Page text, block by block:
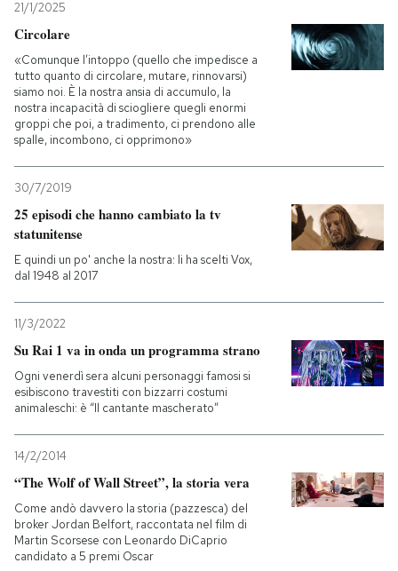
21/1/2025
Circolare
«Comunque l’intoppo (quello che impedisce a
tutto quanto di circolare, mutare, rinnovarsi)
siamo noi. È la nostra ansia di accumulo, la
nostra incapacità di sciogliere quegli enormi
groppi che poi, a tradimento, ci prendono alle
spalle, incombono, ci opprimono»
30/7/2019
25 episodi che hanno cambiato la tv
statunitense
E quindi un po' anche la nostra: li ha scelti Vox,
dal 1948 al 2017
11/3/2022
Su Rai 1 va in onda un programma strano
Ogni venerdì sera alcuni personaggi famosi si
esibiscono travestiti con bizzarri costumi
animaleschi: è “Il cantante mascherato”
14/2/2014
“The Wolf of Wall Street”, la storia vera
Come andò davvero la storia (pazzesca) del
broker Jordan Belfort, raccontata nel film di
Martin Scorsese con Leonardo DiCaprio
candidato a 5 premi Oscar